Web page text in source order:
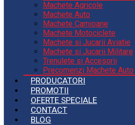
Machete Agricole
Machete Auto
Machete Camioane
Machete Motociclete
Machete si Jucarii Aviatie
Machete si Jucarii Militare
Trenulete si Accesorii
Precomenzi Machete Auto
PRODUCATORI
PROMOTII
OFERTE SPECIALE
CONTACT
BLOG